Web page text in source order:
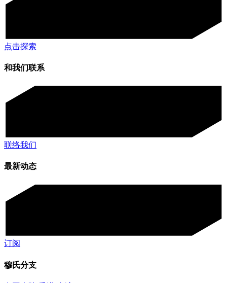
点击探索
和我们联系
联络我们
最新动态
订阅
穆氏分支